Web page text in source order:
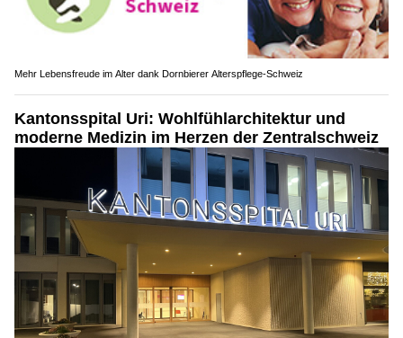
Mehr Lebensfreude im Alter dank Dornbierer Alterspflege-Schweiz
Kantonsspital Uri: Wohlfühlarchitektur und
moderne Medizin im Herzen der Zentralschweiz